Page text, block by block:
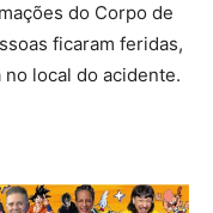
do Corpo de
ficaram feridas,
local do acidente.